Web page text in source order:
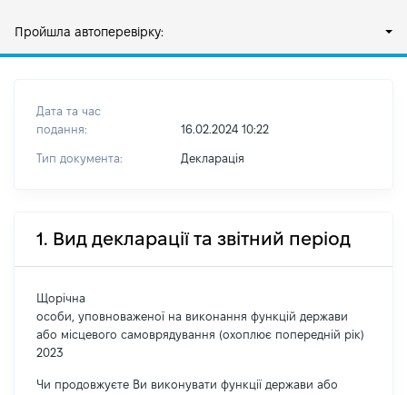
Пройшла автоперевірку:
Дата та час
подання:
16.02.2024 10:22
Тип документа: Декларація
1. Вид декларації та звітний період
Щорічна
особи, уповноваженої на виконання функцій держави
або місцевого самоврядування (охоплює попередній рік)
2023
Чи продовжуєте Ви виконувати функції держави або